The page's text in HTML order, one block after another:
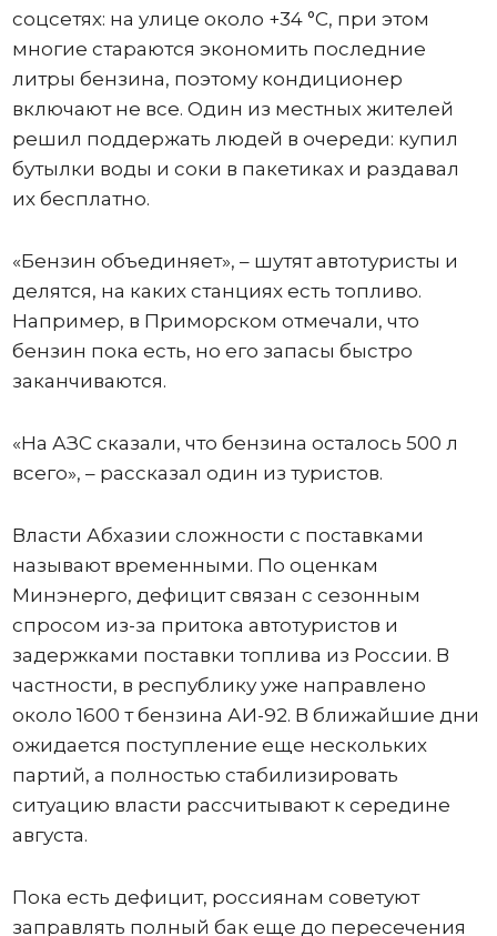
соцсетях: на улице около +34 °C, при этом
многие стараются экономить последние
литры бензина, поэтому кондиционер
включают не все. Один из местных жителей
решил поддержать людей в очереди: купил
бутылки воды и соки в пакетиках и раздавал
их бесплатно.
«Бензин объединяет», – шутят автотуристы и
делятся, на каких станциях есть топливо.
Например, в Приморском отмечали, что
бензин пока есть, но его запасы быстро
заканчиваются.
«На АЗС сказали, что бензина осталось 500 л
всего», – рассказал один из туристов.
Власти Абхазии сложности с поставками
называют временными. По оценкам
Минэнерго, дефицит связан с сезонным
спросом из-за притока автотуристов и
задержками поставки топлива из России. В
частности, в республику уже направлено
около 1600 т бензина АИ-92. В ближайшие дни
ожидается поступление еще нескольких
партий, а полностью стабилизировать
ситуацию власти рассчитывают к середине
августа.
Пока есть дефицит, россиянам советуют
заправлять полный бак еще до пересечения